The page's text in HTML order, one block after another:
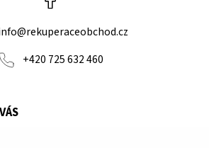
@rekuperaceobchod.cz
+420 725 632 460